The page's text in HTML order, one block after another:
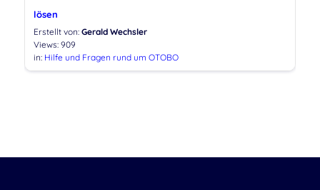
lösen
Erstellt von: Gerald Wechsler
Views: 909
in: Hilfe und Fragen rund um OTOBO